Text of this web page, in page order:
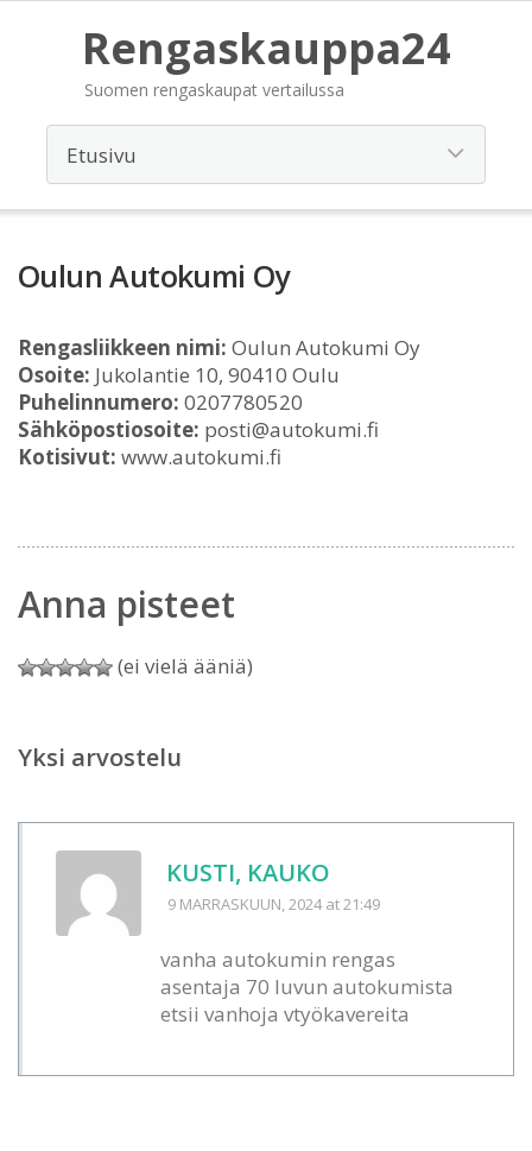
Rengaskauppa24
Suomen rengaskaupat vertailussa
Oulun Autokumi Oy
Rengasliikkeen nimi: Oulun Autokumi Oy
Osoite: Jukolantie 10, 90410 Oulu
Puhelinnumero: 0207780520
Sähköpostiosoite: posti@autokumi.fi
Kotisivut: www.autokumi.fi
Anna pisteet
(ei vielä ääniä)
Yksi arvostelu
KUSTI, KAUKO
9 MARRASKUUN, 2024at 21:49
vanha autokumin rengas
asentaja 70 luvun autokumista
etsii vanhoja vtyökavereita